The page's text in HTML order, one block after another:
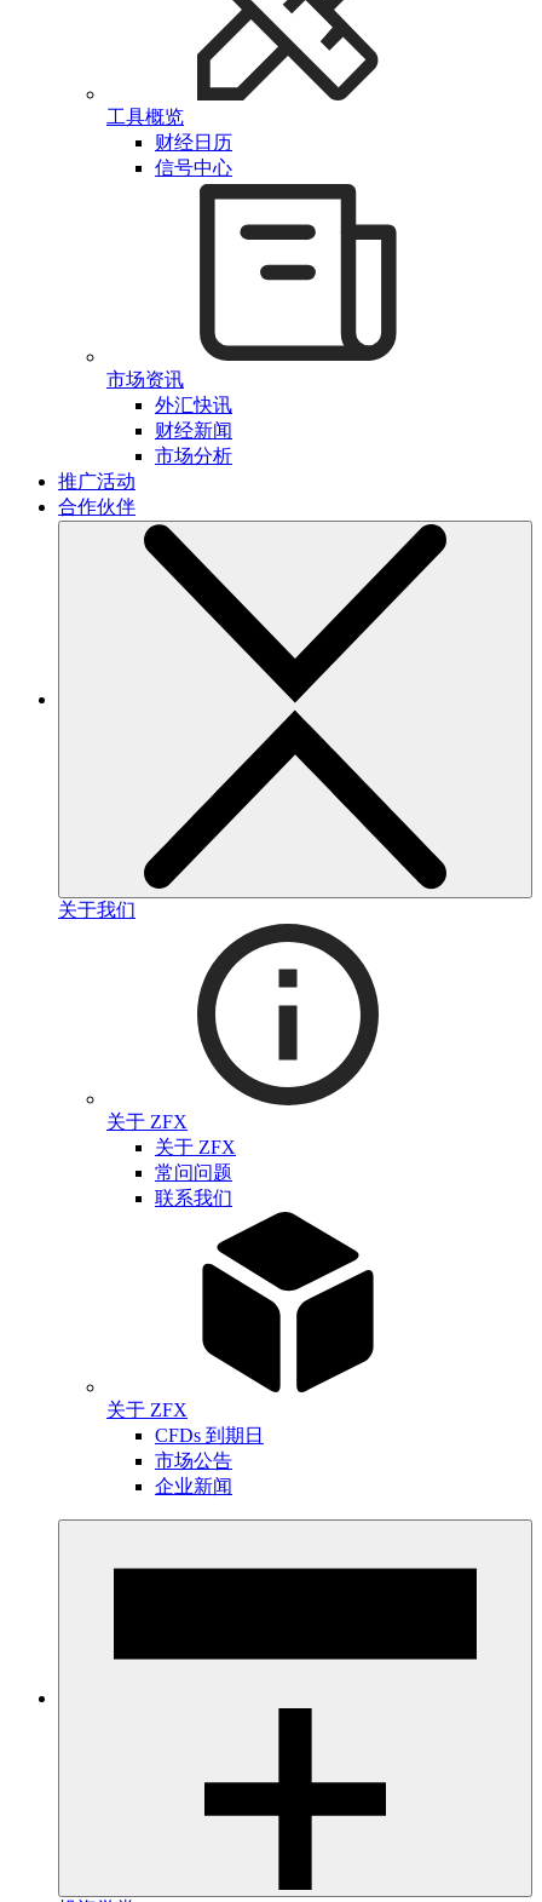
工具概览
财经日历
信号中心
市场资讯
外汇快讯
财经新闻
市场分析
推广活动
合作伙伴
关于我们
关于 ZFX
关于 ZFX
常问问题
联系我们
关于 ZFX
CFDs 到期日
市场公告
企业新闻